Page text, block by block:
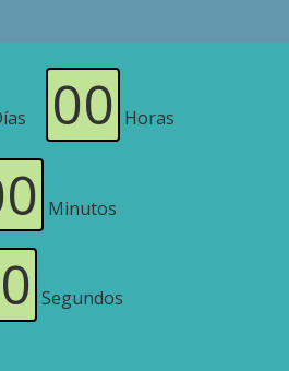
00 Horas
Minutos
Segundos